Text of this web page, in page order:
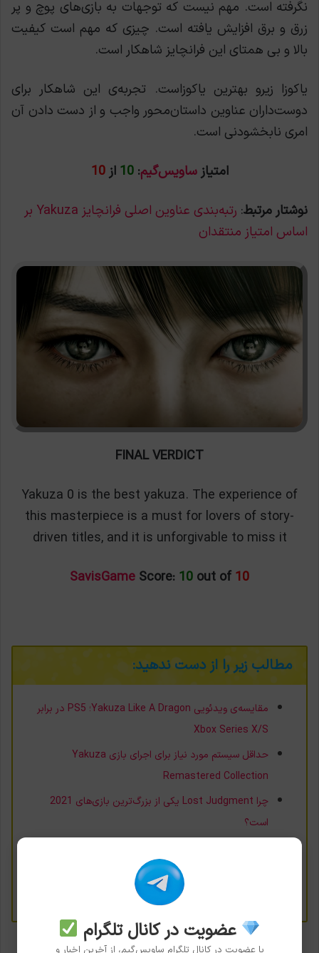
نگرفته است. مهم نیست که توجهات به بازی‌های پوچ و پر
زرق و برق افزایش یافته است. چیزی که مهم است کیفیت
بالا و بی همتای این فرانچایز شاهکار است.
یاکوزا زیرو بهترین یاکوزاست. تجربه‌ی این شاهکار برای
دوست‌داران عناوین داستان‌محور واجب و از دست دادن آن
امری نابخشودنی است.
امتیازساویس‌گیم:
10 از10
نوشتار مرتبط:
رتبه‌بندی عناوین اصلی فرانچایز Yakuza بر
اساس امتیاز منتقدان
FINAL VERDICT
Yakuza 0 is the best yakuza. The experience of
this masterpiece is a must for lovers of story-
driven titles, and it is unforgivable to miss it
SavisGame Score: 10 out of 10
مطالب زیر را از دست ندهید:
مقایسه‌ی ویدئویی Yakuza Like A Dragon؛ PS5 در برابر
Xbox Series X/S
حداقل سیستم مورد نیاز برای اجرای بازی Yakuza
Remastered Collection
چرا Lost Judgment یکی از بزرگ‌ترین بازی‌های 2021
است؟
SJW؛ سرطانی که به جان هنرصنعت بازی‌های ویدئویی افتاده
عضویت در کانال تلگرام
با عضویت در کانال تلگرام ساویس‌گیم، از آخرین اخبار و